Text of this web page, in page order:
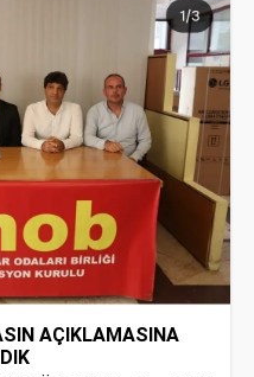
AÇIKLAMASINA